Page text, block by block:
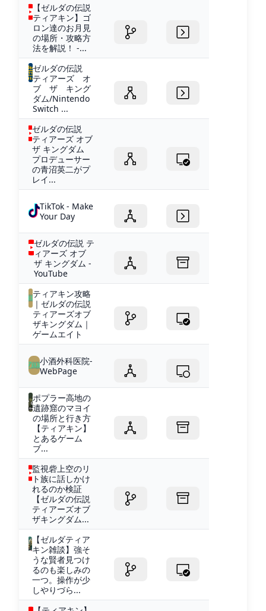
【ゼルダの伝説
ティアキン】ゴ
ロン達のお月見
の場所・攻略方
法を解説！ -...
ゼルダの伝説
ティアーズ オ
ブ ザ キング
ダム/Nintendo
Switch ...
ゼルダの伝説
ティアーズ オブ
ザ キングダム
プロデューサー
の青沼英二がプ
レイ...
TikTok - Make
Your Day
ゼルダの伝説 テ
ィアーズ オブ
ザ キングダム -
YouTube
ティアキン攻略
｜ゼルダの伝説
ティアーズオブ
ザキングダム｜
ゲームエイト
小酒外科医院-
WebPage
ポプラー高地の
遺跡窟のマヨイ
の場所と行き方
【ティアキン】
とあるゲーム
ブ...
監視砦上空のリ
ト族に話しかけ
れるのか検証
【ゼルダの伝説
ティアーズオブ
ザキングダム...
【ゼルダティア
キン雑談】強そ
うな賢者見つけ
るのも楽しみの
一つ。操作が少
しやりづら...